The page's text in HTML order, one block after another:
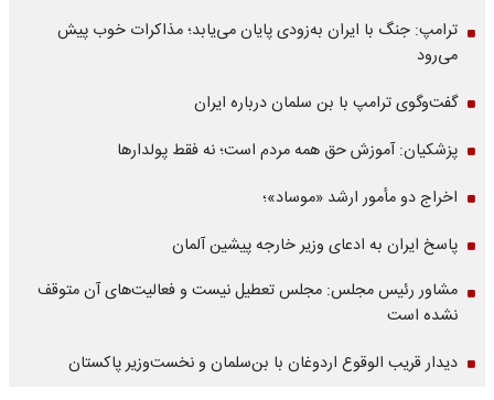
ترامپ: جنگ با ایران به‌زودی پایان می‌یابد؛ مذاکرات خوب پیش
می‌رود
گفت‌وگوی ترامپ با بن سلمان درباره ایران
پزشکیان: آموزش حق همه مردم است؛ نه فقط پولدارها
اخراج دو مأمور ارشد «موساد»؛
پاسخ ایران به ادعای وزیر خارجه پیشین آلمان
مشاور رئیس مجلس: مجلس تعطیل نیست و فعالیت‌های آن متوقف
نشده است
دیدار قریب الوقوع اردوغان با بن‌سلمان و نخست‌وزیر پاکستان